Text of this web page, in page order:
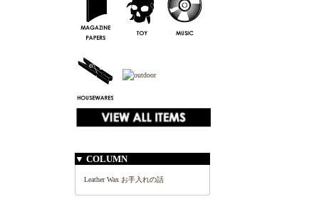
▼ COLUMN
Leather Wax お手入れの話